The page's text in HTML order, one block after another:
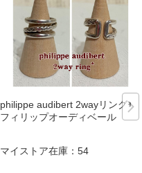
philippe audibert 2wayリング✸
フィリップオーディベール
マイストア在庫： 54